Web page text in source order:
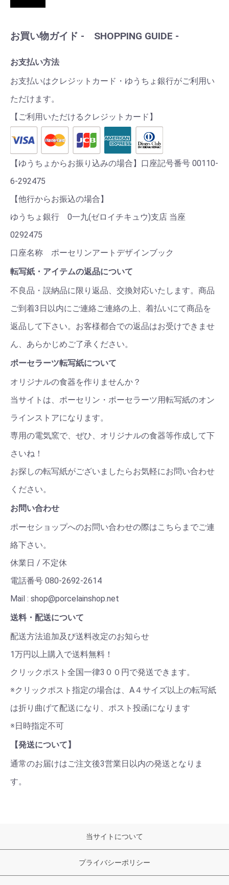
お買い物ガイド - SHOPPING GUIDE -
お支払い方法
お支払いはクレジットカード・ゆうちょ銀行がご利用い
ただけます。
【ご利用いただけるクレジットカード】
【ゆうちょからお振り込みの場合】口座記号番号 00110-
6-292475
【他行からお振込の場合】
ゆうちょ銀行 0一九(ゼロイチキュウ)支店 当座
0292475
口座名称 ポーセリンアートデザインブック
転写紙・アイテムの返品について
不良品・誤納品に限り返品、交換対応いたします。商品
ご到着3日以内にご連絡ご連絡の上、着払いにて商品を
返品して下さい。お客様都合での返品はお受けできませ
ん、あらかじめご了承ください。
ポーセラーツ転写紙について
オリジナルの食器を作りませんか？
当サイトは、ポーセリン・ポーセラーツ用転写紙のオン
ラインストアになります。
専用の電気窯で、ぜひ、オリジナルの食器等作成して下
さいね！
お探しの転写紙がございましたらお気軽にお問い合わせ
ください。
お問い合わせ
ポーセショップへのお問い合わせの際はこちらまでご連
絡下さい。
休業日 / 不定休
電話番号 080-2692-2614
Mail : shop@porcelainshop.net
送料・配送について
配送方法追加及び送料改定のお知らせ
1万円以上購入で送料無料！
クリックポスト全国一律3００円で発送できます。
※クリックポスト指定の場合は、A４サイズ以上の転写紙
は折り曲げて配送になり、ポスト投函になります
※日時指定不可
【発送について】
通常のお届けはご注文後3営業日以内の発送となりま
す。
当サイトについて
プライバシーポリシー